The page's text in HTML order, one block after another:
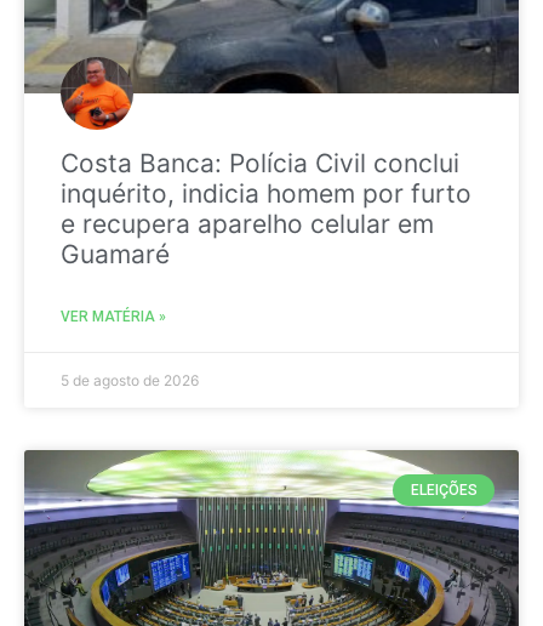
Costa Banca: Polícia Civil conclui
inquérito, indicia homem por furto
e recupera aparelho celular em
Guamaré
VER MATÉRIA »
5 de agosto de 2026
ELEIÇÕES